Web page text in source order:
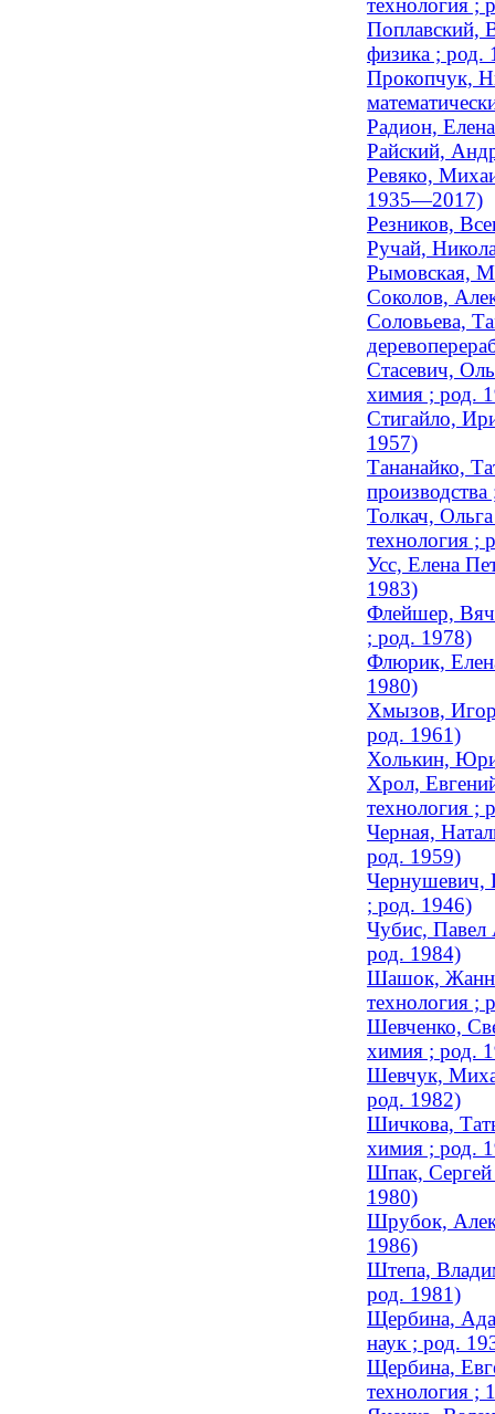
технология ;
Поплавский,
физика ; род.
Прокопчук,
Радион,
Райский,
Ревяко,
1935—2017)
Резников,
Ручай,
Рымовская,
Соколов,
Соловьева,
Стасевич,
химия ; род.
Стигайло,
1957)
Тананайко,
Толкач,
технология ;
Усс, Елена
1983)
Флейшер,
; род. 1978)
Флюрик,
1980)
Хмызов,
род. 1961)
Холькин,
Хрол,
технология ;
Черная,
род. 1959)
Чернушевич,
; род. 1946)
Чубис, Павел
род. 1984)
Шашок, Жанна
технология ;
Шевченко,
химия ; род.
Шевчук,
род. 1982)
Шичкова,
химия ; род.
Шпак, Сергей
1980)
Шрубок,
1986)
Штепа,
род. 1981)
Щербина, Ада
наук ; род.
Щербина,
технология